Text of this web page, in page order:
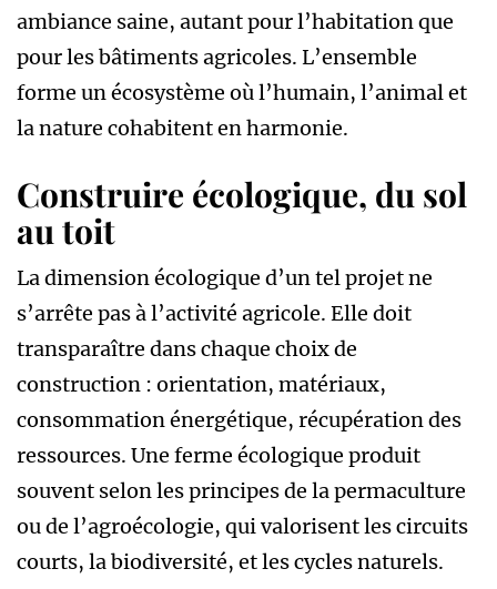
ambiance saine, autant pour l’habitation que
pour les bâtiments agricoles. L’ensemble
forme un écosystème où l’humain, l’animal et
la nature cohabitent en harmonie.
Construire écologique, du sol
au toit
La dimension écologique d’un tel projet ne
s’arrête pas à l’activité agricole. Elle doit
transparaître dans chaque choix de
construction : orientation, matériaux,
consommation énergétique, récupération des
ressources. Une ferme écologique produit
souvent selon les principes de la permaculture
ou de l’agroécologie, qui valorisent les circuits
courts, la biodiversité, et les cycles naturels.